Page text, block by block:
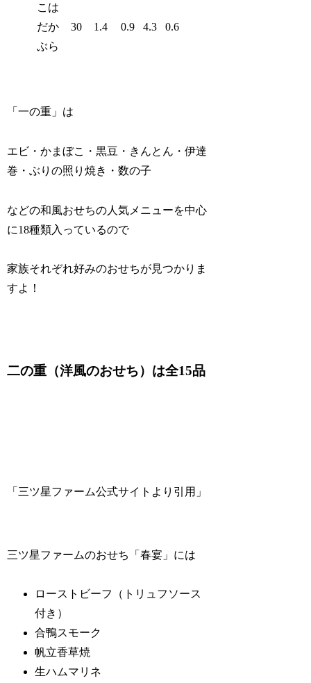
こは
だか
ぶら
30 1.4 0.9 4.3 0.6
「一の重」は
エビ・かまぼこ・黒豆・きんとん・伊達
巻・ぶりの照り焼き・数の子
などの和風おせちの人気メニューを中心
に18種類入っているので
家族それぞれ好みのおせちが見つかりま
すよ！
二の重（洋風のおせち）は全15品
「三ツ星ファーム公式サイトより引用」
三ツ星ファームのおせち「春宴」には
ローストビーフ（トリュフソース
付き）
合鴨スモーク
帆立香草焼
生ハムマリネ